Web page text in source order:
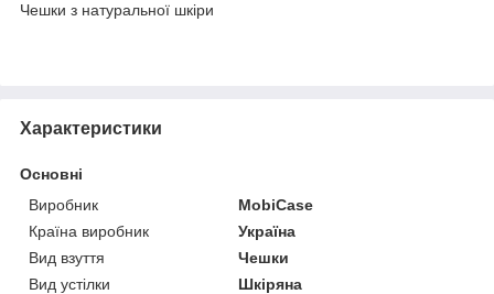
Чешки з натуральної шкіри
Характеристики
Основні
Виробник
MobiCase
Країна виробник
Україна
Вид взуття
Чешки
Вид устілки
Шкіряна